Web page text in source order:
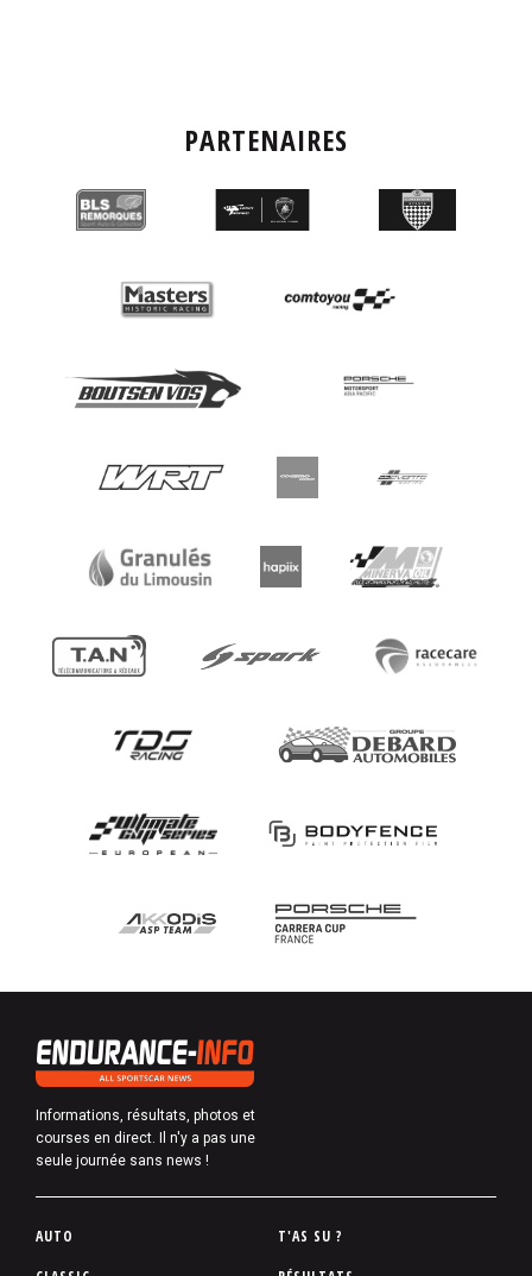
PARTENAIRES
Informations, résultats, photos et
courses en direct. Il n'y a pas une
seule journée sans news !
P
AUTO
T'AS SU ?